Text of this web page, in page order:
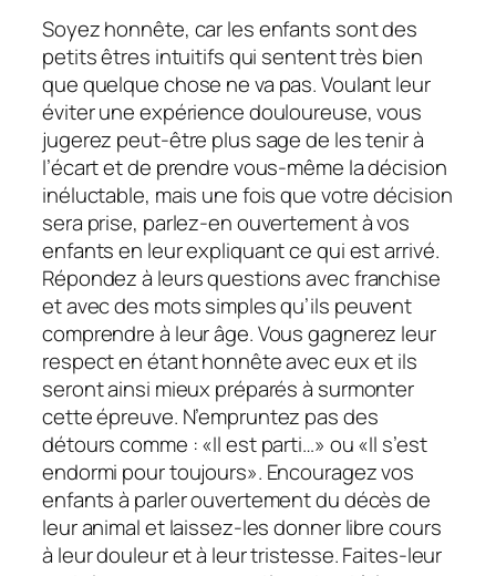
Soyez honnête, car les enfants sont des
petits êtres intuitifs qui sentent très bien
que quelque chose ne va pas. Voulant leur
éviter une expérience douloureuse, vous
jugerez peut-être plus sage de les tenir à
l’écart et de prendre vous-même la décision
inéluctable, mais une fois que votre décision
sera prise, parlez-en ouvertement à vos
enfants en leur expliquant ce qui est arrivé.
Répondez à leurs questions avec franchise
et avec des mots simples qu’ils peuvent
comprendre à leur âge. Vous gagnerez leur
respect en étant honnête avec eux et ils
seront ainsi mieux préparés à surmonter
cette épreuve. N’empruntez pas des
détours comme : «Il est parti…» ou «Il s’est
endormi pour toujours». Encouragez vos
enfants à parler ouvertement du décès de
leur animal et laissez-les donner libre cours
à leur douleur et à leur tristesse. Faites-leur